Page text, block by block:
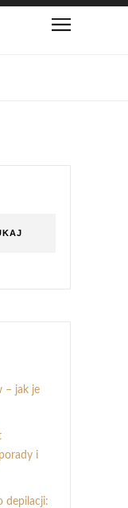
– jak je
i
depilacji: